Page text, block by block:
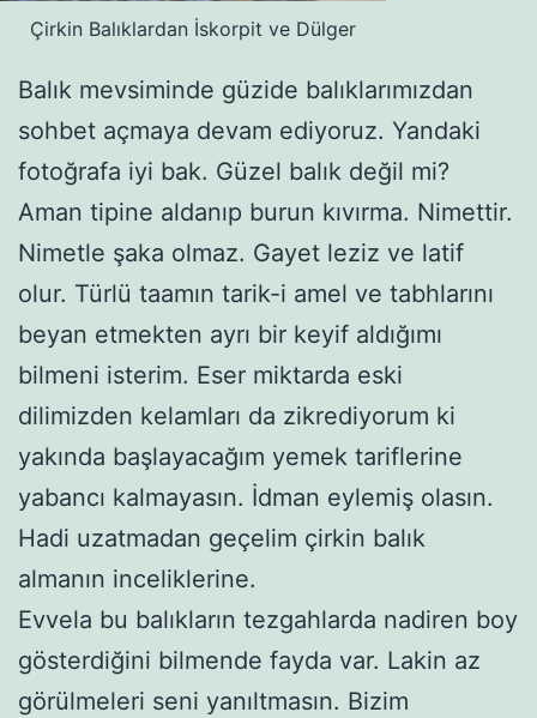
Çirkin Balıklardan İskorpit ve Dülger
Balık mevsiminde güzide balıklarımızdan
sohbet açmaya devam ediyoruz. Yandaki
fotoğrafa iyi bak. Güzel balık değil mi?
Aman tipine aldanıp burun kıvırma. Nimettir.
Nimetle şaka olmaz. Gayet leziz ve latif
olur. Türlü taamın tarik-i amel ve tabhlarını
beyan etmekten ayrı bir keyif aldığımı
bilmeni isterim. Eser miktarda eski
dilimizden kelamları da zikrediyorum ki
yakında başlayacağım yemek tariflerine
yabancı kalmayasın. İdman eylemiş olasın.
Hadi uzatmadan geçelim çirkin balık
almanın inceliklerine.
Evvela bu balıkların tezgahlarda nadiren boy
gösterdiğini bilmende fayda var. Lakin az
görülmeleri seni yanıltmasın. Bizim